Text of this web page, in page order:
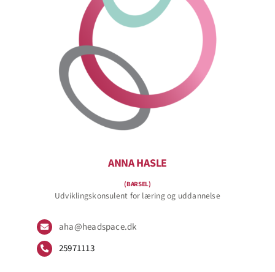
ANNA HASLE
(BARSEL)
Udviklingskonsulent for læring og uddannelse
aha@headspace.dk
25971113